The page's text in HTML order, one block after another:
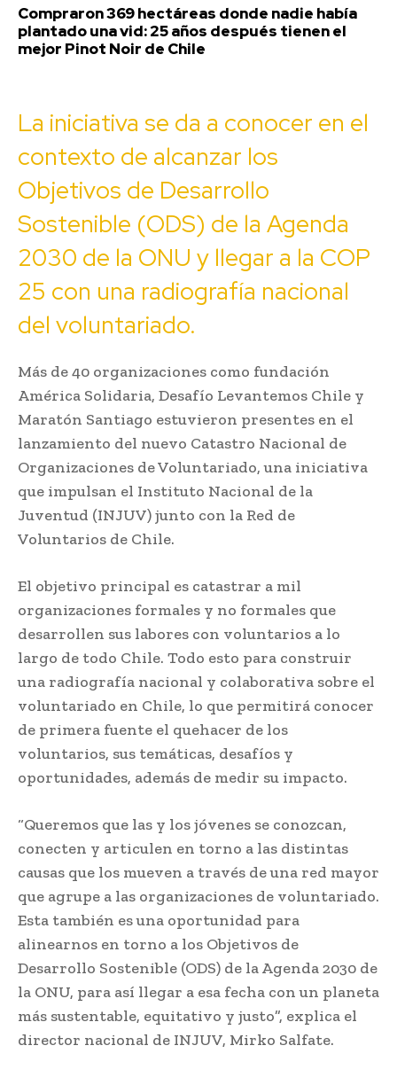
Compraron 369 hectáreas donde nadie había
plantado una vid: 25 años después tienen el
mejor Pinot Noir de Chile
La iniciativa se da a conocer en el
contexto de alcanzar los
Objetivos de Desarrollo
Sostenible (ODS) de la Agenda
2030 de la ONU y llegar a la COP
25 con una radiografía nacional
del voluntariado.
Más de 40 organizaciones como fundación
América Solidaria, Desafío Levantemos Chile y
Maratón Santiago estuvieron presentes en el
lanzamiento del nuevo Catastro Nacional de
Organizaciones de Voluntariado, una iniciativa
que impulsan el Instituto Nacional de la
Juventud (INJUV) junto con la Red de
Voluntarios de Chile.
El objetivo principal es catastrar a mil
organizaciones formales y no formales que
desarrollen sus labores con voluntarios a lo
largo de todo Chile. Todo esto para construir
una radiografía nacional y colaborativa sobre el
voluntariado en Chile, lo que permitirá conocer
de primera fuente el quehacer de los
voluntarios, sus temáticas, desafíos y
oportunidades, además de medir su impacto.
“Queremos que las y los jóvenes se conozcan,
conecten y articulen en torno a las distintas
causas que los mueven a través de una red mayor
que agrupe a las organizaciones de voluntariado.
Esta también es una oportunidad para
alinearnos en torno a los Objetivos de
Desarrollo Sostenible (ODS) de la Agenda 2030 de
la ONU, para así llegar a esa fecha con un planeta
más sustentable, equitativo y justo”, explica el
director nacional de INJUV, Mirko Salfate.